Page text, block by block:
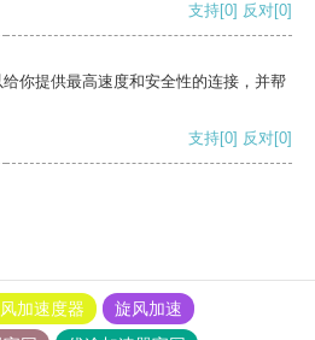
支持[0] 反对[0]
你提供最高速度和安全性的连接，并帮
支持[0] 反对[0]
加速度器
旋风加速